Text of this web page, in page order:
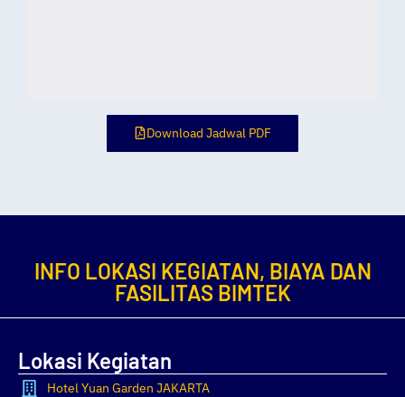
Download Jadwal PDF
INFO LOKASI KEGIATAN, BIAYA DAN
FASILITAS BIMTEK
Lokasi Kegiatan
Hotel Yuan Garden JAKARTA